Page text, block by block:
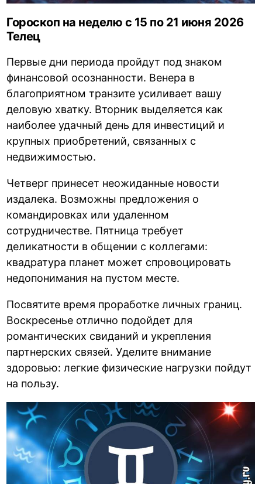
Гороскоп на неделю с 15 по 21 июня 2026
Телец
Первые дни периода пройдут под знаком
финансовой осознанности. Венера в
благоприятном транзите усиливает вашу
деловую хватку. Вторник выделяется как
наиболее удачный день для инвестиций и
крупных приобретений, связанных с
недвижимостью.
Четверг принесет неожиданные новости
издалека. Возможны предложения о
командировках или удаленном
сотрудничестве. Пятница требует
деликатности в общении с коллегами:
квадратура планет может спровоцировать
недопонимания на пустом месте.
Посвятите время проработке личных границ.
Воскресенье отлично подойдет для
романтических свиданий и укрепления
партнерских связей. Уделите внимание
здоровью: легкие физические нагрузки пойдут
на пользу.